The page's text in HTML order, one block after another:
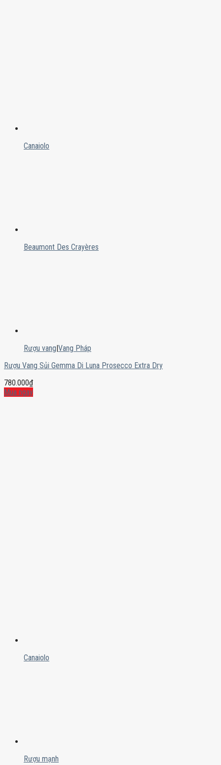
Canaiolo
Beaumont Des Crayères
Rượu vang|Vang Pháp
Rượu Vang Sủi Gemma Di Luna Prosecco Extra Dry
780.000₫
Mua ngay
Canaiolo
Rượu mạnh